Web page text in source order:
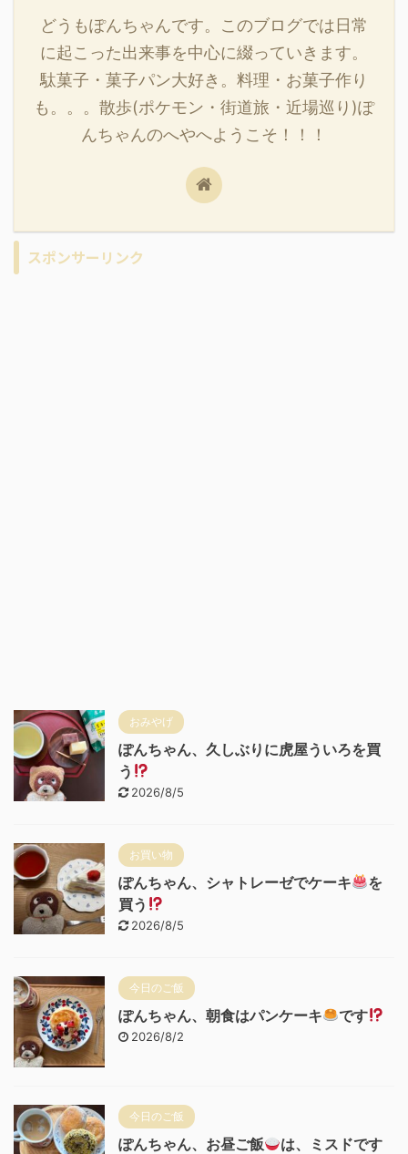
どうもぽんちゃんです。このブログでは日常
に起こった出来事を中心に綴っていきます。
駄菓子・菓子パン大好き。料理・お菓子作り
も。。。散歩(ポケモン・街道旅・近場巡り)ぽ
んちゃんのへやへようこそ！！！
スポンサーリンク
おみやげ
ぽんちゃん、久しぶりに虎屋ういろを買
う
2026/8/5
お買い物
ぽんちゃん、シャトレーゼでケーキ
を
買う
2026/8/5
今日のご飯
ぽんちゃん、朝食はパンケーキ です
2026/8/2
今日のご飯
ぽんちゃん、お昼ご飯 は、ミスドです